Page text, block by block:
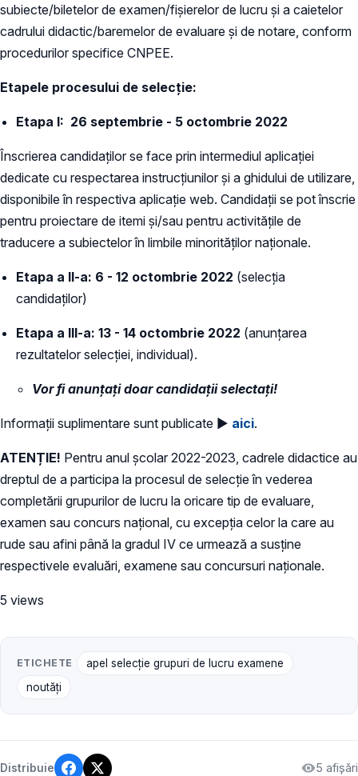
subiecte/biletelor de examen/fișierelor de lucru şi a caietelor
cadrului didactic/baremelor de evaluare şi de notare, conform
procedurilor specifice CNPEE.
Etapele procesului de selecție:
Etapa I: 26 septembrie - 5 octombrie 2022
Înscrierea candidaţilor se face prin intermediul aplicației
dedicate cu respectarea instrucţiunilor și a ghidului de utilizare,
disponibile în respectiva aplicație web. Candidații se pot înscrie
pentru proiectare de itemi și/sau pentru activitățile de
traducere a subiectelor în limbile minorităților naționale.
Etapa a II-a: 6 - 12 octombrie 2022 (selecţia
candidaţilor)
Etapa a III-a: 13 - 14 octombrie 2022 (anunţarea
rezultatelor selecţiei, individual).
Vor fi anunțați doar candidaţii selectaţi!
Informații suplimentare sunt publicate ► aici.
ATENȚIE! Pentru anul şcolar 2022-2023, cadrele didactice au
dreptul de a participa la procesul de selecție în vederea
completării grupurilor de lucru la oricare tip de evaluare,
examen sau concurs național, cu excepția celor la care au
rude sau afini până la gradul IV ce urmează a susţine
respectivele evaluări, examene sau concursuri naționale.
5 views
ETICHETE
apel selecție grupuri de lucru examene
noutăți
Distribuie 5 afișări